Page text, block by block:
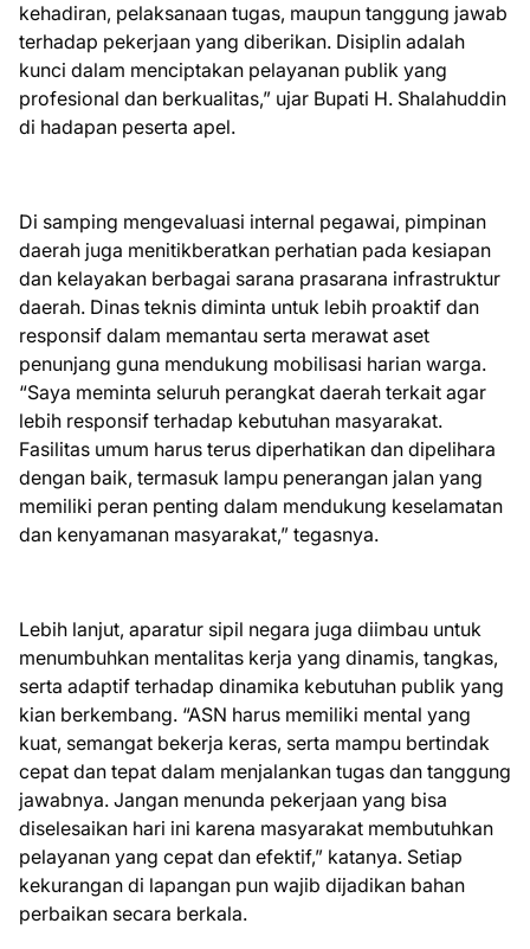
kehadiran, pelaksanaan tugas, maupun tanggung jawab
terhadap pekerjaan yang diberikan. Disiplin adalah
kunci dalam menciptakan pelayanan publik yang
profesional dan berkualitas,” ujar Bupati H. Shalahuddin
di hadapan peserta apel.
Di samping mengevaluasi internal pegawai, pimpinan
daerah juga menitikberatkan perhatian pada kesiapan
dan kelayakan berbagai sarana prasarana infrastruktur
daerah. Dinas teknis diminta untuk lebih proaktif dan
responsif dalam memantau serta merawat aset
penunjang guna mendukung mobilisasi harian warga.
“Saya meminta seluruh perangkat daerah terkait agar
lebih responsif terhadap kebutuhan masyarakat.
Fasilitas umum harus terus diperhatikan dan dipelihara
dengan baik, termasuk lampu penerangan jalan yang
memiliki peran penting dalam mendukung keselamatan
dan kenyamanan masyarakat,” tegasnya.
Lebih lanjut, aparatur sipil negara juga diimbau untuk
menumbuhkan mentalitas kerja yang dinamis, tangkas,
serta adaptif terhadap dinamika kebutuhan publik yang
kian berkembang. “ASN harus memiliki mental yang
kuat, semangat bekerja keras, serta mampu bertindak
cepat dan tepat dalam menjalankan tugas dan tanggung
jawabnya. Jangan menunda pekerjaan yang bisa
diselesaikan hari ini karena masyarakat membutuhkan
pelayanan yang cepat dan efektif,” katanya. Setiap
kekurangan di lapangan pun wajib dijadikan bahan
perbaikan secara berkala.